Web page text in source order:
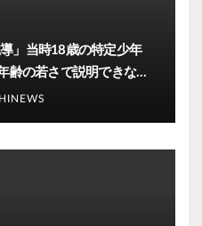
」当時18歳の特定少年
齢の若さで説明できない
元裁判官が解説＞全国的